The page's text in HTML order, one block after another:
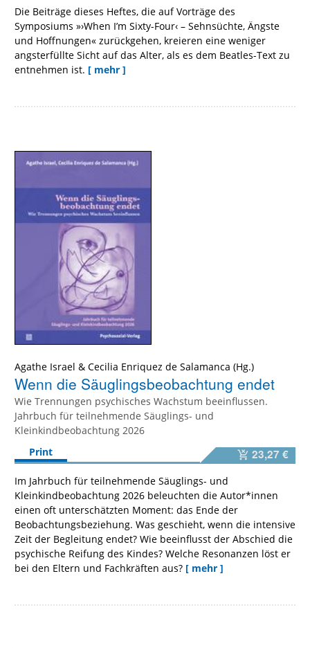
Die Beiträge dieses Heftes, die auf Vorträge des
Symposiums »›When I’m Sixty-Four‹ – Sehnsüchte, Ängste
und Hoffnungen« zurückgehen, kreieren eine weniger
angsterfüllte Sicht auf das Alter, als es dem Beatles-Text zu
entnehmen ist. [ mehr ]
Agathe Israel & Cecilia Enriquez de Salamanca
Wenn die Säuglingsbeobachtung endet
Wie Trennungen psychisches Wachstum beeinflussen.
Jahrbuch für teilnehmende Säuglings- und
Kleinkindbeobachtung 2026
Print
23,27 €
Im Jahrbuch für teilnehmende Säuglings- und
Kleinkindbeobachtung 2026 beleuchten die Autor*innen
einen oft unterschätzten Moment: das Ende der
Beobachtungsbeziehung. Was geschieht, wenn die intensive
Zeit der Begleitung endet? Wie beeinflusst der Abschied die
psychische Reifung des Kindes? Welche Resonanzen löst er
bei den Eltern und Fachkräften aus? [ mehr ]